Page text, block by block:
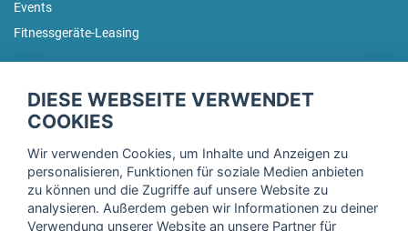
Events
Fitnessgeräte-Leasing
Trage dich hier für unseren Newsletter ein und erhalte regelmäßig
Ich stimme der Verarbeitung meiner Daten, wie in der
DIESE WEBSEITE VERWENDET
COOKIES
Wir verwenden Cookies, um Inhalte und Anzeigen zu
personalisieren, Funktionen für soziale Medien anbieten
zu können und die Zugriffe auf unsere Website zu
analysieren. Außerdem geben wir Informationen zu deiner
Verwendung unserer Website an unsere Partner für